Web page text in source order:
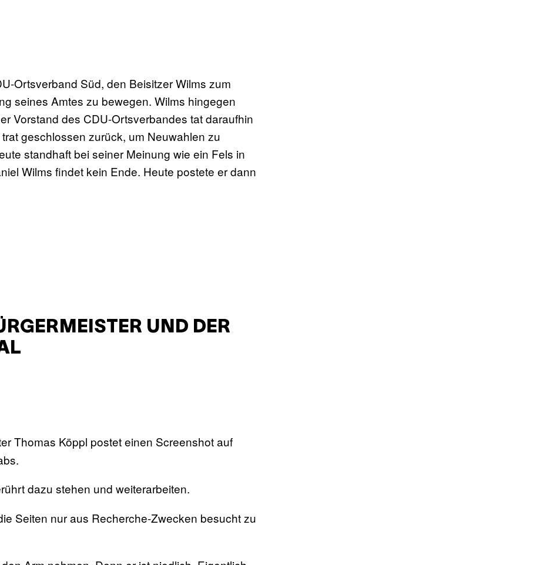
Ortsverband Süd, den Beisitzer Wilms zum
seines Amtes zu bewegen. Wilms hingegen
Vorstand des CDU-Ortsverbandes tat daraufhin
geschlossen zurück, um Neuwahlen zu
standhaft bei seiner Meinung wie ein Fels in
Wilms findet kein Ende. Heute postete er dann
UND DER
Thomas Köppl postet einen Screenshot auf
dazu stehen und weiterarbeiten.
Seiten nur aus Recherche-Zwecken besucht zu